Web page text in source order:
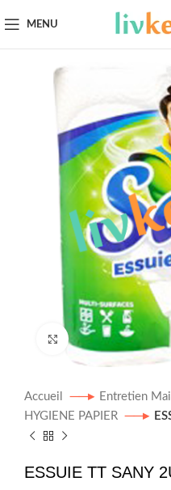
MENU
Click to enlarge
Accueil
Entretien
HYGIENE PAPIER
ESSUIE TT SANY